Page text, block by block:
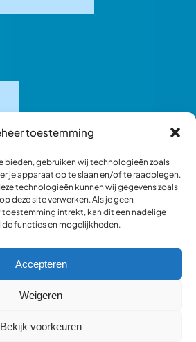
toestemming
bieden, gebruiken wij technologieën zoals
je apparaat op te slaan en/of te raadplegen.
technologieën kunnen wij gegevens zoals
deze site verwerken. Als je geen
intrekt, kan dit een nadelige
functies en mogelijkheden.
Accepteren
Weigeren
Bekijk voorkeuren